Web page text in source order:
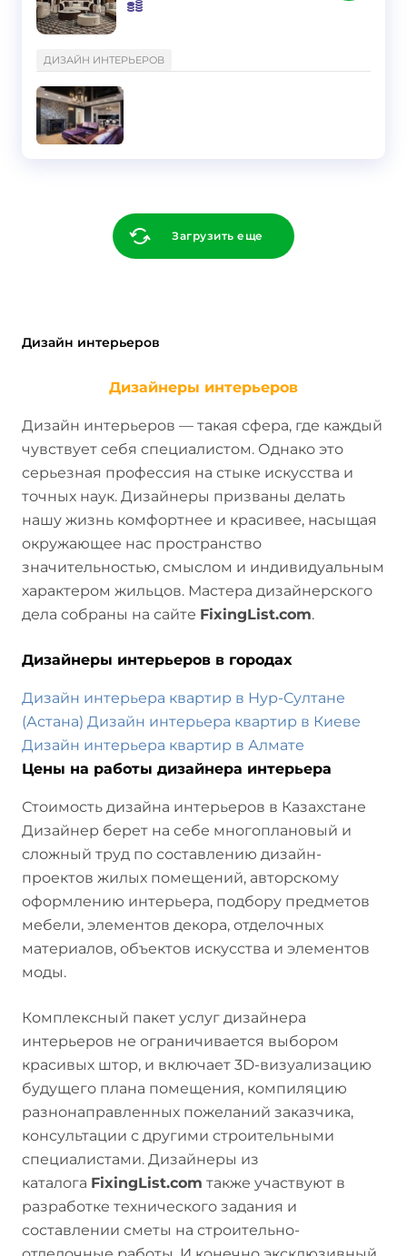
ДИЗАЙН ИНТЕРЬЕРОВ
Загрузить еще
Дизайн интерьеров
Дизайнеры интерьеров
Дизайн интерьеров — такая сфера, где каждый
чувствует себя специалистом. Однако это
серьезная профессия на стыке искусства и
точных наук. Дизайнеры призваны делать
нашу жизнь комфортнее и красивее, насыщая
окружающее нас пространство
значительностью, смыслом и индивидуальным
характером жильцов. Мастера дизайнерского
дела собраны на сайте FixingList.com.
Дизайнеры интерьеров в городах
Дизайн интерьера квартир в Нур-Султане
(Астана) Дизайн интерьера квартир в Киеве
Дизайн интерьера квартир в Алмате
Цены на работы дизайнера интерьера
Стоимость дизайна интерьеров в Казахстане
Дизайнер берет на себе многоплановый и
сложный труд по составлению дизайн-
проектов жилых помещений, авторскому
оформлению интерьера, подбору предметов
мебели, элементов декора, отделочных
материалов, объектов искусства и элементов
моды.
Комплексный пакет услуг дизайнера
интерьеров не ограничивается выбором
красивых штор, и включает 3D-визуализацию
будущего плана помещения, компиляцию
разнонаправленных пожеланий заказчика,
консультации с другими строительными
специалистами. Дизайнеры из
каталога FixingList.com также участвуют в
разработке технического задания и
составлении сметы на строительно-